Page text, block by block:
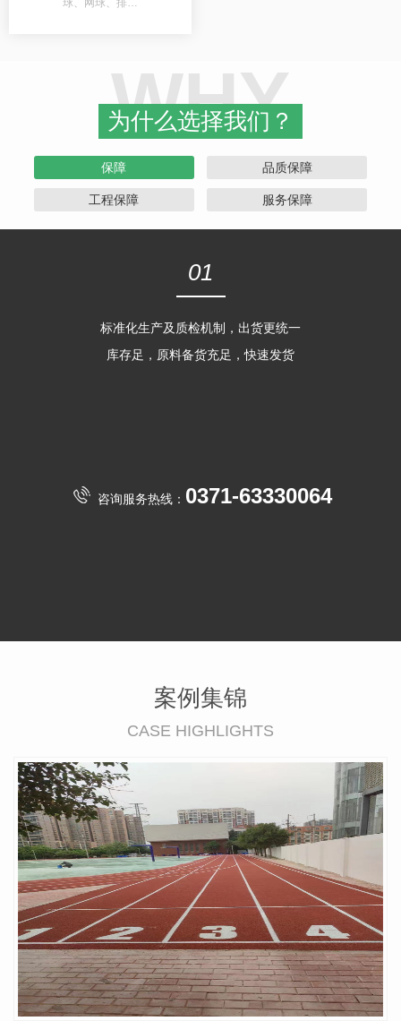
球、网球、排…
WHY
为什么选择我们？
保障 品质保障
工程保障 服务保障
01
标准化生产及质检机制，出货更统一
库存足，原料备货充足，快速发货
咨询服务热线： 0371-63330064
案例集锦
CASE HIGHLIGHTS